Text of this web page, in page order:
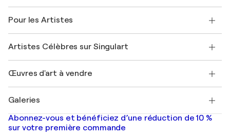
Offrir une carte cadeau
Rejoignez notre programme commercial
Mon compte
+33 1 76 44 06 42
FAQ
Magazine Singulart
Emplois
Découvrez une sélection d'art original
Pour les Artistes
Se connecter en tant qu'Artiste
Artistes Célèbres sur Singulart
Marc Chagall
Banksy
Mr. Brainwash
Shepard Fairey
Œuvres d'art à vendre
Tableaux abstraits à vendre
Peintures de paysage
Estampes
Galeries
Galeries d'art en France
Galeries d'art en Belgique
Abonnez-vous et bénéficiez d’une réduction de 10 %
sur votre première commande